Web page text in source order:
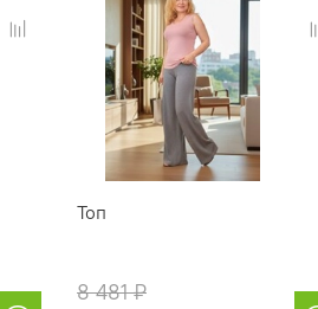
Топ
8 481 ₽